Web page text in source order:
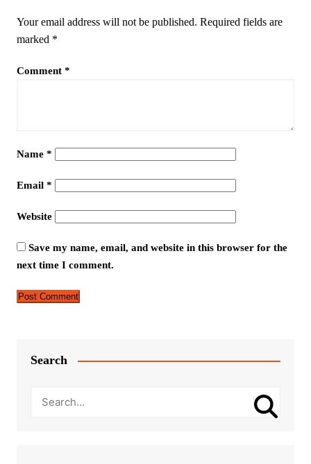
Your email address will not be published. Required fields are
marked *
Comment *
Name *
Email *
Website
Save my name, email, and website in this browser for the
next time I comment.
Search